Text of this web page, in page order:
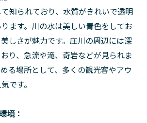
知られており、水質がきれいで透明
ます。川の水は美しい青色をしてお
しさが魅力です。庄川の周辺には深
り、急流や滝、奇岩などが見られま
る場所として、多くの観光客やアウ
です。
境：